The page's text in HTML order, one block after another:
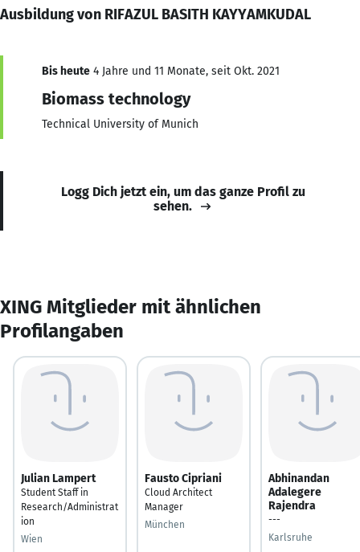
Ausbildung von RIFAZUL BASITH KAYYAMKUDAL
Bis heute 4 Jahre und 11 Monate, seit Okt. 2021
Biomass technology
Technical University of Munich
Logg Dich jetzt ein, um das ganze Profil zu
sehen.
XING Mitglieder mit ähnlichen
Profilangaben
Julian Lampert
Student Staff in
Research/Administrat
ion
Wien
Fausto Cipriani
Cloud Architect
Manager
München
Abhinandan
Adalegere
Rajendra
---
Karlsruhe